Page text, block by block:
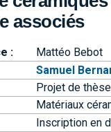
associés
:
Mattéo Bebot
Samuel
Projet de thèse
Matériaux
Inscription en